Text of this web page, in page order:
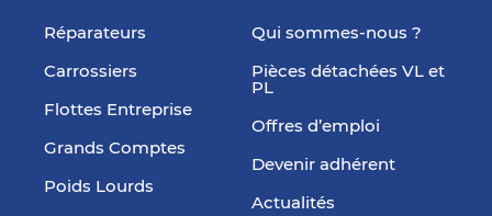
Réparateurs
Carrossiers
Flottes Entreprise
Grands Comptes
Poids Lourds
Qui sommes-nous ?
Pièces détachées VL et
PL
Offres d’emploi
Devenir adhérent
Actualités